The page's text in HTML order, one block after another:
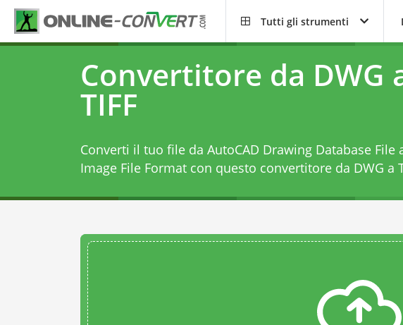
Tutti gli strumenti
Convertitore da DWG
TIFF
Converti il tuo file da AutoCAD Drawing Database File
Image File Format con questo convertitore da DWG a